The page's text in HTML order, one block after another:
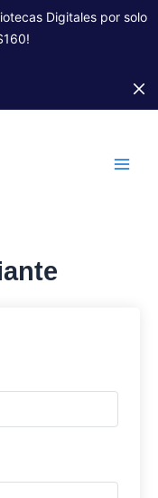
Digitales por solo